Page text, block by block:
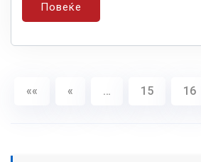
Повеќе
«« « … 15 16